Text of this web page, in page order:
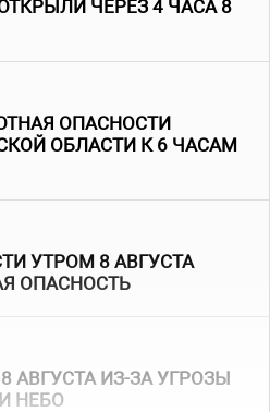
ЧЕРЕЗ 4 ЧАСА 8
ОПАСНОСТИ
ОБЛАСТИ К 6 ЧАСАМ
УТРОМ 8 АВГУСТА
ОПАСНОСТЬ
АВГУСТА ИЗ-ЗА УГРОЗЫ
НЕБО